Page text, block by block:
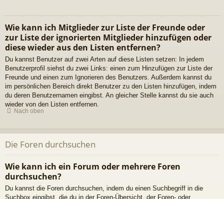
Wie kann ich Mitglieder zur Liste der Freunde oder
zur Liste der ignorierten Mitglieder hinzufügen oder
diese wieder aus den Listen entfernen?
Du kannst Benutzer auf zwei Arten auf diese Listen setzen: In jedem
Benutzerprofil siehst du zwei Links: einen zum Hinzufügen zur Liste der
Freunde und einen zum Ignorieren des Benutzers. Außerdem kannst du
im persönlichen Bereich direkt Benutzer zu den Listen hinzufügen, indem
du deren Benutzernamen eingibst. An gleicher Stelle kannst du sie auch
wieder von den Listen entfernen.
Nach oben
Die Foren durchsuchen
Wie kann ich ein Forum oder mehrere Foren
durchsuchen?
Du kannst die Foren durchsuchen, indem du einen Suchbegriff in die
Suchbox eingibst, die du in der Foren-Übersicht, der Foren- oder